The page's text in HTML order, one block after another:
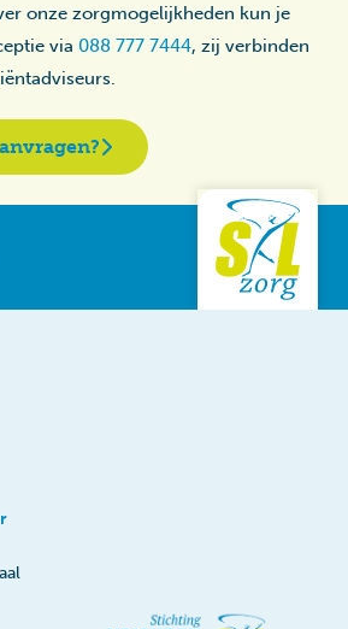
onze zorgmogelijkheden kun je
via 088 777 7444, zij verbinden